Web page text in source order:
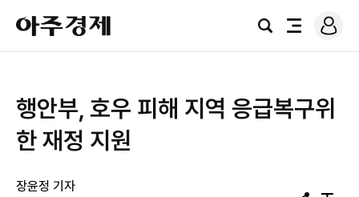
아
주
경
검
전
로
그
행안부, 호우 피해 지역 응급복구위
한 재정 지원
장윤정 기자